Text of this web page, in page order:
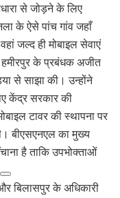
से जोड़ने के लिए
के ऐसे पांच गांव जहाँ
जल्द ही मोबाइल सेवाएं
हमीरपुर के प्रबंधक अजीत
से साझा की। उन्होंने
केंद्र सरकार की
टावर की स्थापना पर
बीएसएनएल का मुख्य
है ताकि उपभोक्ताओं
बिलासपुर के अधिकारी